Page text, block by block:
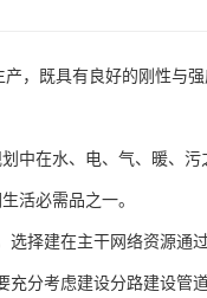
，既具有良好的刚性与
中在水、电、气、暖、
活必需品之一。
选择建在主干网络资源通
充分考虑建设分路建设管